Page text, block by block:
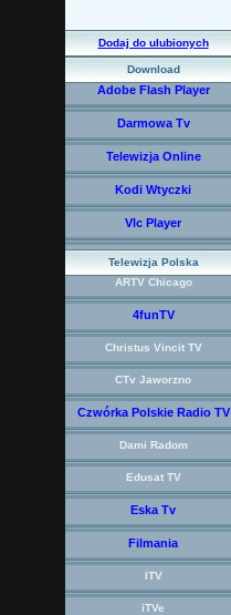
Dodaj do ulubionych
Download
Adobe Flash Player
Darmowa Tv
Telewizja Online
Kodi Wtyczki
Vlc Player
Telewizja Polska
ARTV Chicago
4funTV
Christus Vincit TV
CTv Jaworzno
Czwórka Polskie Radio TV
Dami Radom
Edusat TV
Eska Tv
Filmania
ITV
iTVe